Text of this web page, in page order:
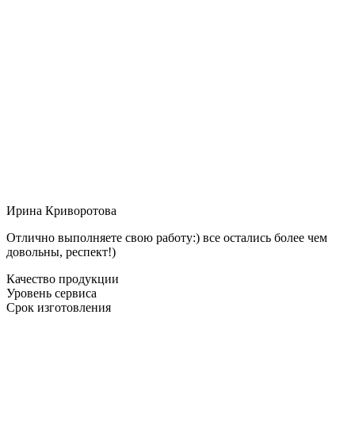
Ирина Криворотова
Отлично выполняете свою работу:) все остались более чем
довольны, респект!)
Качество продукции
Уровень сервиса
Срок изготовления